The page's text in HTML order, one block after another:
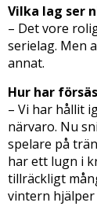
Vilka lag ser
– Det vore
serielag. Men
annat.
Hur har
– Vi har hållit
närvaro. Nu
spelare på
har ett lugn i
tillräckligt
vintern